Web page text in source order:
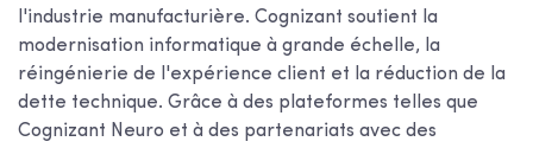
l'industrie manufacturière. Cognizant soutient la
modernisation informatique à grande échelle, la
réingénierie de l'expérience client et la réduction de la
dette technique. Grâce à des plateformes telles que
Cognizant Neuro et à des partenariats avec des